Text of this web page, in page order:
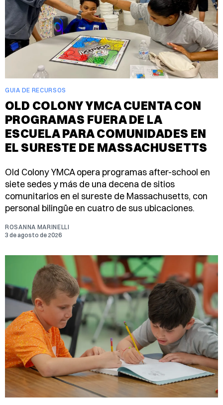
GUIA DE RECURSOS
OLD COLONY YMCA CUENTA CON
PROGRAMAS FUERA DE LA
ESCUELA PARA COMUNIDADES EN
EL SURESTE DE MASSACHUSETTS
Old Colony YMCA opera programas after-school en
siete sedes y más de una decena de sitios
comunitarios en el sureste de Massachusetts, con
personal bilingüe en cuatro de sus ubicaciones.
ROSANNA MARINELLI
3 de agosto de 2026